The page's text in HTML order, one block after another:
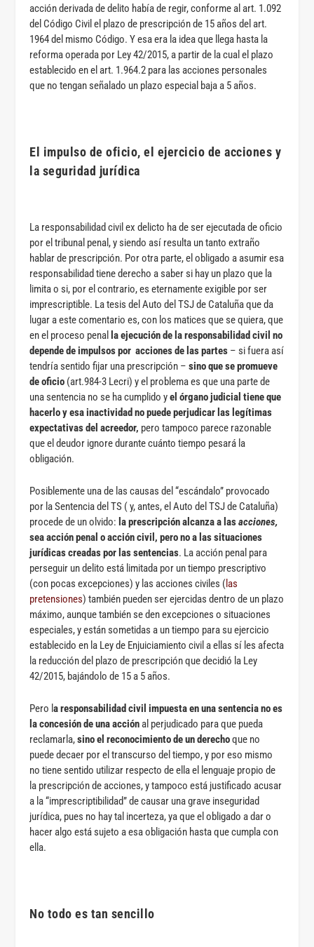
acción derivada de delito había de regir, conforme al art. 1.092
del Código Civil el plazo de prescripción de 15 años del art.
1964 del mismo Código. Y esa era la idea que llega hasta la
reforma operada por Ley 42/2015, a partir de la cual el plazo
establecido en el art. 1.964.2 para las acciones personales
que no tengan señalado un plazo especial baja a 5 años.
El impulso de oficio, el ejercicio de acciones y
la seguridad jurídica
La responsabilidad civil ex delicto ha de ser ejecutada de oficio
por el tribunal penal, y siendo así resulta un tanto extraño
hablar de prescripción. Por otra parte, el obligado a asumir esa
responsabilidad tiene derecho a saber si hay un plazo que la
limita o si, por el contrario, es eternamente exigible por ser
imprescriptible. La tesis del Auto del TSJ de Cataluña que da
lugar a este comentario es, con los matices que se quiera, que
en el proceso penal la ejecución de la responsabilidad civil no
depende de impulsos por acciones de las partes – si fuera así
tendría sentido fijar una prescripción –sino que se promueve
de oficio (art.984-3 Lecri) y el problema es que una parte de
una sentencia no se ha cumplido yel órgano judicial tiene que
hacerlo y esa inactividad no puede perjudicar las legítimas
expectativas del acreedor, pero tampoco parece razonable
que el deudor ignore durante cuánto tiempo pesará la
obligación.
Posiblemente una de las causas del “escándalo” provocado
por la Sentencia del TS ( y, antes, el Auto del TSJ de Cataluña)
procede de un olvido: la prescripción alcanza a lasacciones,
sea acción penal o acción civil, pero no a las situaciones
jurídicas creadas por las sentencias. La acción penal para
perseguir un delito está limitada por un tiempo prescriptivo
(con pocas excepciones) y las acciones civiles (las
pretensiones) también pueden ser ejercidas dentro de un plazo
máximo, aunque también se den excepciones o situaciones
especiales, y están sometidas a un tiempo para su ejercicio
establecido en la Ley de Enjuiciamiento civil a ellas sí les afecta
la reducción del plazo de prescripción que decidió la Ley
42/2015, bajándolo de 15 a 5 años.
Pero la responsabilidad civil impuesta en una sentencia no es
la concesión de una acciónal perjudicado para que pueda
reclamarla,sino el reconocimiento de un derechoque no
puede decaer por el transcurso del tiempo, y por eso mismo
no tiene sentido utilizar respecto de ella el lenguaje propio de
la prescripción de acciones, y tampoco está justificado acusar
a la “imprescriptibilidad” de causar una grave inseguridad
jurídica, pues no hay tal incerteza, ya que el obligado a dar o
hacer algo está sujeto a esa obligación hasta que cumpla con
ella.
No todo es tan sencillo